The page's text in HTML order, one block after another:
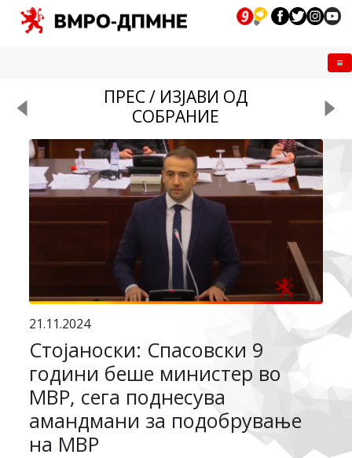
ПРЕС / ИЗЈАВИ ОД
СОБРАНИЕ
21.11.2024
Стојаноски: Спасовски 9
години беше министер во
МВР, сега поднесува
амандмани за подобрување
на МВР